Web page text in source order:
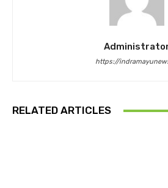
https://
RELATED ARTICLES